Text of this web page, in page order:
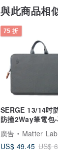
與此商品相
75 折
SERGE 13/14吋
防撞2Way筆電包
灰 Air 13/Pro 14
廣告
Matter Lab
US$ 49.45 US$